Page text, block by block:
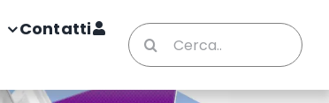
Contatti
Cerca
per: